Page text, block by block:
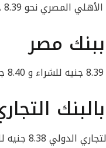
جنيه للشراء و 8.40 جنيه للبيع.
ببنك مصر
و 8.43 جنيه للبيع.